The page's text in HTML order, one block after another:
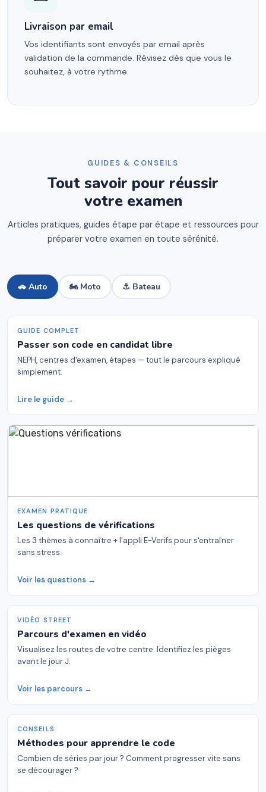
Livraison par email
Vos identifiants sont envoyés par email après
validation de la commande. Révisez dès que vous le
souhaitez, à votre rythme.
GUIDES & CONSEILS
Tout savoir pour réussir
votre examen
Articles pratiques, guides étape par étape et ressources pour
préparer votre examen en toute sérénité.
🚗 Auto 🏍 Moto ⚓ Bateau
GUIDE COMPLET
Passer son code en candidat libre
NEPH, centres d'examen, étapes — tout le parcours expliqué
simplement.
Lire le guide →
EXAMEN PRATIQUE
Les questions de vérifications
Les 3 thèmes à connaître + l'appli E-Verifs pour s'entraîner
sans stress.
Voir les questions →
VIDÉO STREET
Parcours d'examen en vidéo
Visualisez les routes de votre centre. Identifiez les pièges
avant le jour J.
Voir les parcours →
CONSEILS
Méthodes pour apprendre le code
Combien de séries par jour ? Comment progresser vite sans
se décourager ?